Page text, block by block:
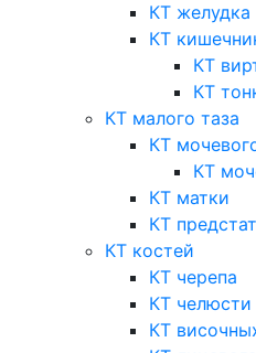
КТ желудка
КТ
КТ
КТ
КТ малого таза
КТ
КТ
КТ матки
КТ
КТ костей
КТ черепа
КТ челюсти
КТ